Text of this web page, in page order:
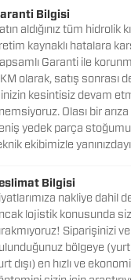
Bilgisi
aldığınız tüm hidrolik
kaynaklı hatalara
Garanti ile
olarak, satış sonrası
kesintisiz devam
Olası bir
yedek parça
ekibimizle
Bilgisi
nakliye dahil
lojistik konusunda
Siparişinizi
bölgeye
dışı) en hızlı ve